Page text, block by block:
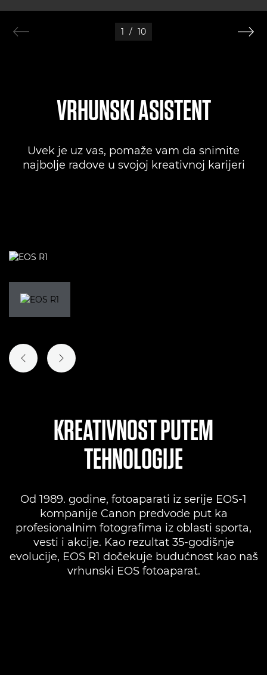
1 / 10
VRHUNSKI ASISTENT
Uvek je uz vas, pomaže vam da snimite
najbolje radove u svojoj kreativnoj karijeri
PRETHODNI SLAJD
SLEDEĆI SLAJD
KREATIVNOST PUTEM
TEHNOLOGIJE
Od 1989. godine, fotoaparati iz serije EOS-1
kompanije Canon predvode put ka
profesionalnim fotografima iz oblasti sporta,
vesti i akcije. Kao rezultat 35-godišnje
evolucije, EOS R1 dočekuje budućnost kao naš
vrhunski EOS fotoaparat.